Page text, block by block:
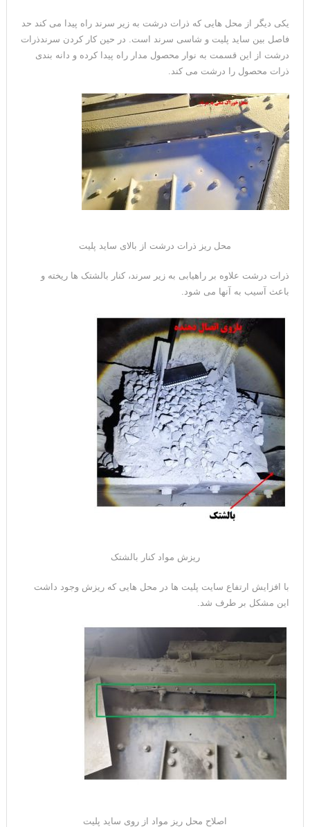
یکی دیگر از محل هایی که ذرات درشت به زیر سرند راه پیدا می کند حد
فاصل بین ساید پلیت و شاسی سرند است. در حین کار کردن سرندذرات
درشت از این قسمت به نوار محصول مدار راه پیدا کرده و دانه بندی
ذرات محصول را درشت می کند.
محل ریز ذرات درشت از بالای ساید پلیت
ذرات درشت علاوه بر راهیابی به زیر سرند، کنار بالشتک ها ریخته و
باعث آسیب به آنها می شود.
ریزش مواد کنار بالشتک
با افزایش ارتفاع سایت پلیت ها در محل هایی که ریزش وجود داشت
این مشکل بر طرف شد.
اصلاح محل ریز مواد از روی ساید پلیت